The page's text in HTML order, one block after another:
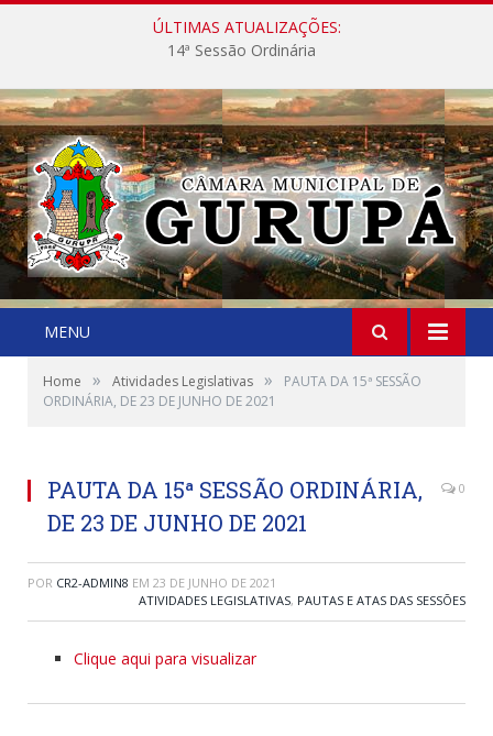
ÚLTIMAS ATUALIZAÇÕES:
14ª Sessão Ordinária
MENU
Home » Atividades Legislativas »
PAUTA DA 15ª SESSÃO
ORDINÁRIA, DE 23 DE JUNHO DE 2021
PAUTA DA 15ª SESSÃO ORDINÁRIA,
DE 23 DE JUNHO DE 2021
0
POR CR2-ADMIN8 EM 23 DE JUNHO DE 2021
ATIVIDADES LEGISLATIVAS, PAUTAS E ATAS DAS SESSÕES
Clique aqui para visualizar